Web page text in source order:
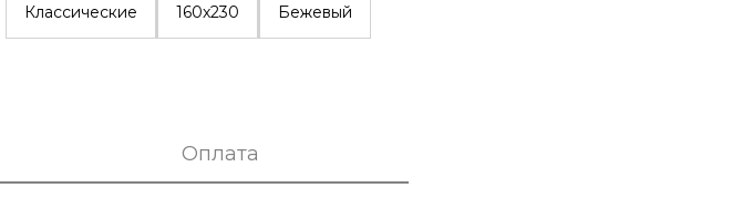
Классические 160х230 Бежевый
Оплата